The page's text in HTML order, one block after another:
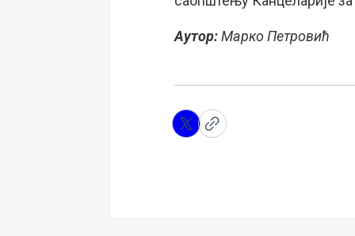
Аутор:Марко Петровић